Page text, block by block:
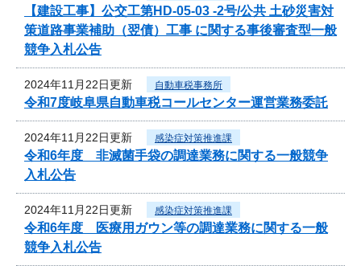
【建設工事】公交工第HD-05-03 -2号/公共 土砂災害対
策道路事業補助（翌債）工事 に関する事後審査型一般
競争入札公告
2024年11月22日更新 自動車税事務所
令和7度岐阜県自動車税コールセンター運営業務委託
2024年11月22日更新 感染症対策推進課
令和6年度 非滅菌手袋の調達業務に関する一般競争
入札公告
2024年11月22日更新 感染症対策推進課
令和6年度 医療用ガウン等の調達業務に関する一般
競争入札公告